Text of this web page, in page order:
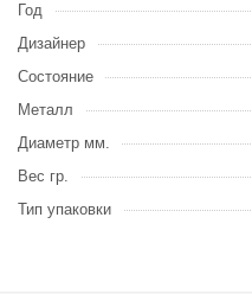
Год
Дизайнер
Состояние
Металл
Диаметр мм.
Вес гр.
Тип упаковки